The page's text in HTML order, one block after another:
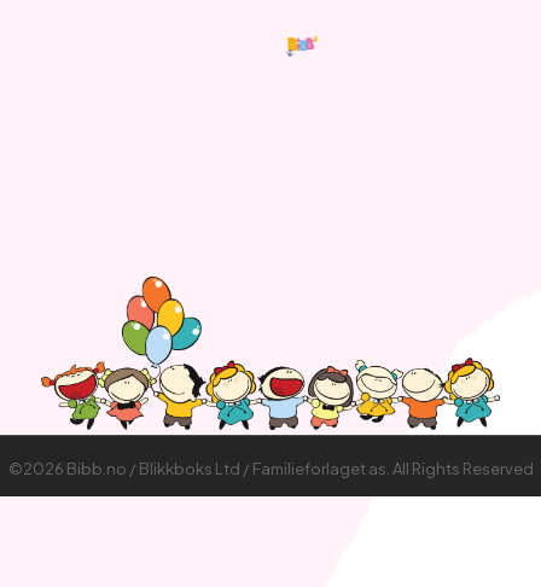
©2026 Bibb.no / Blikkboks Ltd / Familieforlaget as. All Rights Reserved